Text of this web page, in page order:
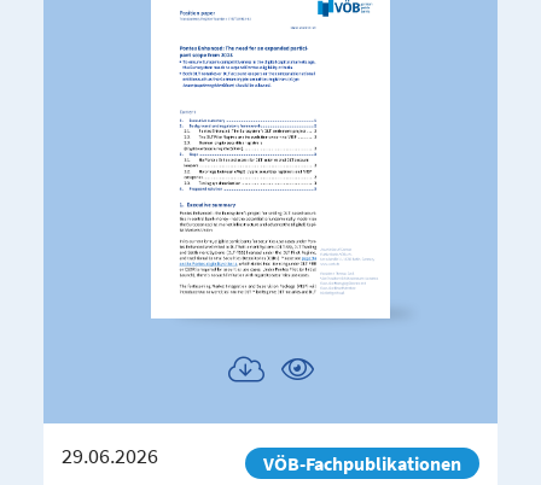
Publikation
Publikation
29.06.2026 VÖB-Fachpublikationen